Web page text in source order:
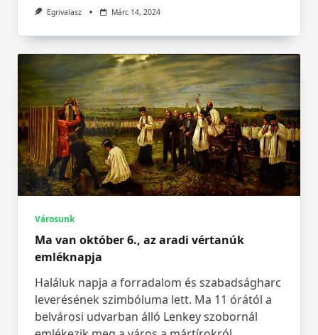
Egrivalasz Márc 14, 2024
Városunk
Ma van október 6., az aradi vértanúk
emléknapja
Haláluk napja a forradalom és szabadságharc
leverésének szimbóluma lett. Ma 11 órától a
belvárosi udvarban álló Lenkey szobornál